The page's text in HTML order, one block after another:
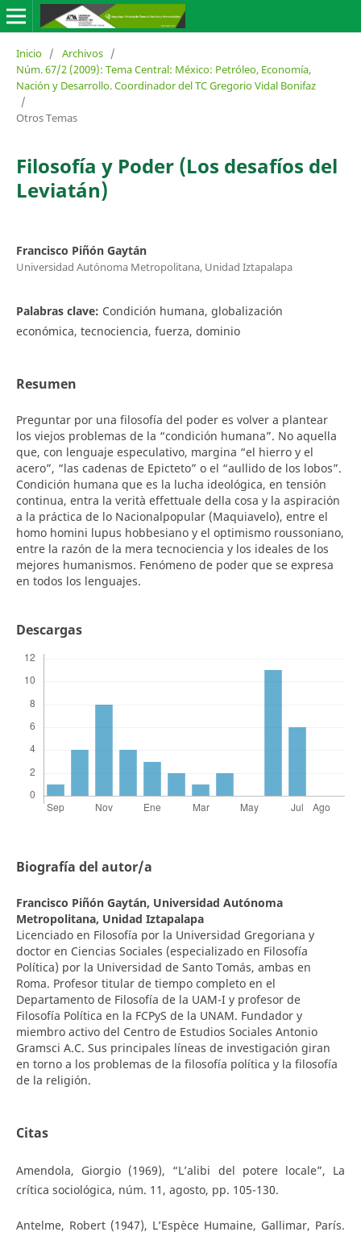
Inicio / Archivos /
Núm. 67/2 (2009): Tema Central: México: Petróleo, Economía,
Nación y Desarrollo. Coordinador del TC Gregorio Vidal Bonifaz
/
Otros Temas
Filosofía y Poder (Los desafíos del
Leviatán)
Francisco Piñón Gaytán
Universidad Autónoma Metropolitana, Unidad Iztapalapa
Palabras clave: Condición humana, globalización
económica, tecnociencia, fuerza, dominio
Resumen
Preguntar por una filosofía del poder es volver a plantear
los viejos problemas de la “condición humana”. No aquella
que, con lenguaje especulativo, margina “el hierro y el
acero”, “las cadenas de Epicteto” o el “aullido de los lobos”.
Condición humana que es la lucha ideológica, en tensión
continua, entra la verità effettuale della cosa y la aspiración
a la práctica de lo Nacionalpopular (Maquiavelo), entre el
homo homini lupus hobbesiano y el optimismo roussoniano,
entre la razón de la mera tecnociencia y los ideales de los
mejores humanismos. Fenómeno de poder que se expresa
en todos los lenguajes.
Descargas
Biografía del autor/a
Francisco Piñón Gaytán, Universidad Autónoma
Metropolitana, Unidad Iztapalapa
Licenciado en Filosofía por la Universidad Gregoriana y
doctor en Ciencias Sociales (especializado en Filosofía
Política) por la Universidad de Santo Tomás, ambas en
Roma. Profesor titular de tiempo completo en el
Departamento de Filosofía de la UAM-I y profesor de
Filosofía Política en la FCPyS de la UNAM. Fundador y
miembro activo del Centro de Estudios Sociales Antonio
Gramsci A.C. Sus principales líneas de investigación giran
en torno a los problemas de la filosofía política y la filosofía
de la religión.
Citas
Amendola, Giorgio (1969), “L’alibi del potere locale”, La
crítica sociológica, núm. 11, agosto, pp. 105-130.
Antelme, Robert (1947), L’Espèce Humaine, Gallimar, París.